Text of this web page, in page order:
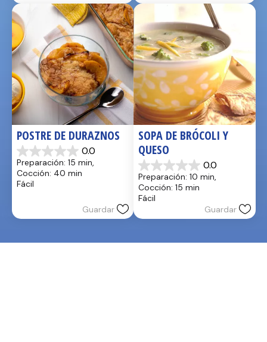
POSTRE DE DURAZNOS
0.0
0.0
de
5
estrellas.
Preparación: 15 min,
Cocción: 40 min
Fácil
Guardar
SOPA DE BRÓCOLI Y
QUESO
0.0
0.0
de
5
estrellas.
Preparación: 10 min,
Cocción: 15 min
Fácil
Guardar